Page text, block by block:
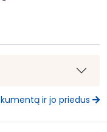
ir jo priedus